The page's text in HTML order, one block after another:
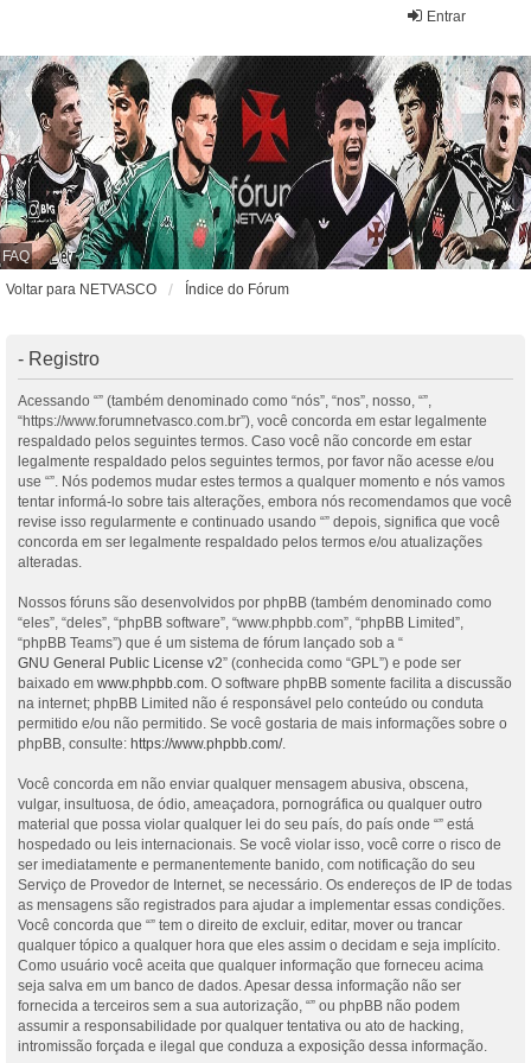
Entrar
FAQ
Voltar para NETVASCO
Índice do Fórum
- Registro
Acessando “” (também denominado como “nós”, “nos”, nosso, “”,
“https://www.forumnetvasco.com.br”), você concorda em estar legalmente
respaldado pelos seguintes termos. Caso você não concorde em estar
legalmente respaldado pelos seguintes termos, por favor não acesse e/ou
use “”. Nós podemos mudar estes termos a qualquer momento e nós vamos
tentar informá-lo sobre tais alterações, embora nós recomendamos que você
revise isso regularmente e continuado usando “” depois, significa que você
concorda em ser legalmente respaldado pelos termos e/ou atualizações
alteradas.
Nossos fóruns são desenvolvidos por phpBB (também denominado como
“eles”, “deles”, “phpBB software”, “www.phpbb.com”, “phpBB Limited”,
“phpBB Teams”) que é um sistema de fórum lançado sob a “
GNU General Public License v2” (conhecida como “GPL”) e pode ser
baixado em www.phpbb.com. O software phpBB somente facilita a discussão
na internet; phpBB Limited não é responsável pelo conteúdo ou conduta
permitido e/ou não permitido. Se você gostaria de mais informações sobre o
phpBB, consulte: https://www.phpbb.com/.
Você concorda em não enviar qualquer mensagem abusiva, obscena,
vulgar, insultuosa, de ódio, ameaçadora, pornográfica ou qualquer outro
material que possa violar qualquer lei do seu país, do país onde “” está
hospedado ou leis internacionais. Se você violar isso, você corre o risco de
ser imediatamente e permanentemente banido, com notificação do seu
Serviço de Provedor de Internet, se necessário. Os endereços de IP de todas
as mensagens são registrados para ajudar a implementar essas condições.
Você concorda que “” tem o direito de excluir, editar, mover ou trancar
qualquer tópico a qualquer hora que eles assim o decidam e seja implícito.
Como usuário você aceita que qualquer informação que forneceu acima
seja salva em um banco de dados. Apesar dessa informação não ser
fornecida a terceiros sem a sua autorização, “” ou phpBB não podem
assumir a responsabilidade por qualquer tentativa ou ato de hacking,
intromissão forçada e ilegal que conduza a exposição dessa informação.